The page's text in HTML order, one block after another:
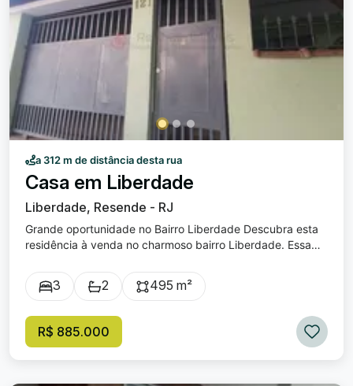
a 312 m de distância desta rua
Casa em Liberdade
Liberdade, Resende - RJ
Grande oportunidade no Bairro Liberdade Descubra esta
residência à venda no charmoso bairro Liberdade. Essa
escrituras separadas , situadas em um amplo terreno de
592,5 m² . Detalhes dos Imóveis: Casa 1 (subsolo) nº 121
família, sala, banheiro, copa/cozinha e lavanderia. 2
garagens exclusivas, conforto para seu carro, quintal
3 2 495 m²
R$ 885.000